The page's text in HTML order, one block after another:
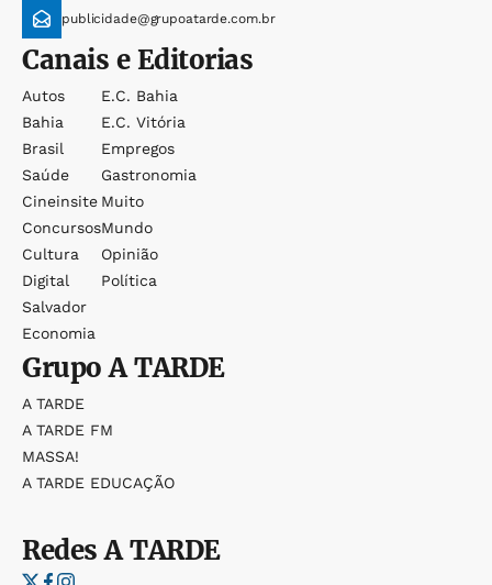
publicidade@grupoatarde.com.br
Canais e Editorias
Autos
Bahia
Brasil
Saúde
Cineinsite
Concursos
Cultura
Digital
Salvador
Economia
E.c. Bahia
E.c. Vitória
Empregos
Gastronomia
Muito
Mundo
Opinião
Política
GrupoA TARDE
A TARDE
A TARDE FM
MASSA!
A TARDE EDUCAÇÃO
RedesA TARDE